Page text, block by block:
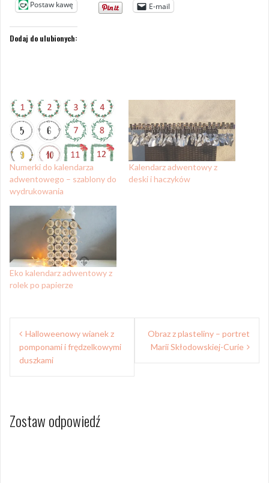
Postaw kawę E-mail
Dodaj do ulubionych:
Numerki do kalendarza
adwentowego – szablony do
wydrukowania
Kalendarz adwentowy z
deski i haczyków
Eko kalendarz adwentowy z
rolek po papierze
Nawigacja
wpisu
Halloweenowy wianek z
pomponami i frędzelkowymi
duszkami
Obraz z plasteliny – portret
Marii Skłodowskiej-Curie
Zostaw odpowiedź